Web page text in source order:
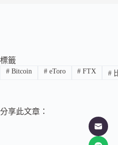
標籤
#Bitcoin #eToro # FTX #
分享此文章：